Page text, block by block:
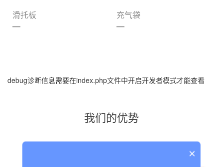
滑托板 充气袋
debug诊断信息需要在index.php文件中开启开发者模式才能查看
我们的优势
×